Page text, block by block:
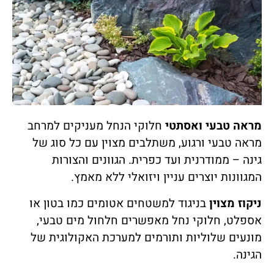
מראה טבעי ואסתטי חלוקי הנחל מעניקים למרחב
מראה טבעי ורגוע, משתלבים מצוין עם כל סוג של
גינה – ממודרנית ועד כפרית. הגוונים והצורות
המגוונות יוצרים עניין ויזואלי ללא מאמץ.
ניקוז מצויןבניגוד למשטחים אטומים כמו בטון או
אספלט, חלוקי נחל מאפשרים חלחול מים טבעי,
מונעים שלוליות ותורמים למערכת האקולוגית של
הגינה.